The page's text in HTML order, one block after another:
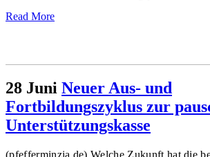
Read More
28 Juni Neuer Aus- und
Fortbildungszyklus zur
Unterstützungskasse
(pfefferminzia.de) Welche Zukunft hat die